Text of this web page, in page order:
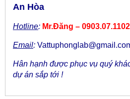
An Hòa
Hotline: Mr.Đăng – 0903.07.1102
Email:
Hân hạnh được phục vụ quý
dự án sắp tới !